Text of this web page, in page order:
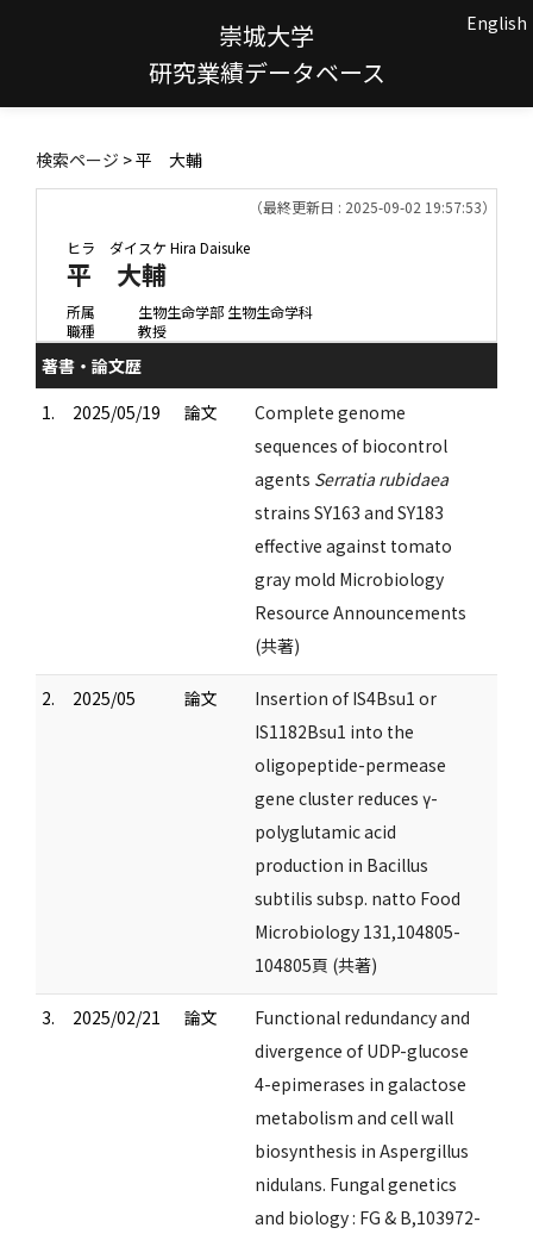
崇城大学
研究業績データベース
English
検索ページ > 平 大輔
（最終更新日 : 2025-09-02 19:57:53）
ヒラ ダイスケHira Daisuke
平 大輔
所属
生物生命学部 生物生命学科
職種
教授
著書・論文歴
1.
2025/05/19 論文
Complete genome
sequences of biocontrol
agents Serratia rubidaea
strains SY163 and SY183
effective against tomato
gray mold Microbiology
Resource Announcements
(共著)
2. 2025/05 論文
Insertion of IS4Bsu1 or
IS1182Bsu1 into the
oligopeptide-permease
gene cluster reduces γ-
polyglutamic acid
production in Bacillus
subtilis subsp. natto Food
Microbiology 131,104805-
104805頁 (共著)
3. 2025/02/21 論文
Functional redundancy and
divergence of UDP-glucose
4-epimerases in galactose
metabolism and cell wall
biosynthesis in Aspergillus
nidulans. Fungal genetics
and biology : FG & B,103972-